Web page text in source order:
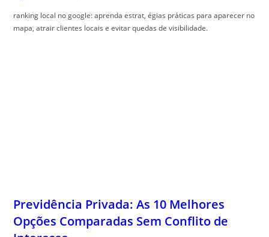
ranking local no google: aprenda estrat, égias práticas para aparecer no
mapa, atrair clientes locais e evitar quedas de visibilidade.
Previdência Privada: As 10 Melhores
Opções Comparadas Sem Conflito de